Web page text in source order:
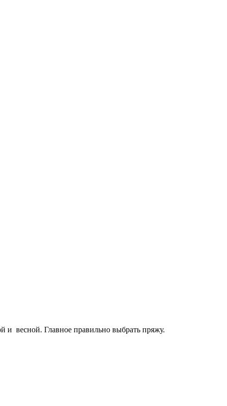
и весной. Главное правильно выбрать пряжу.